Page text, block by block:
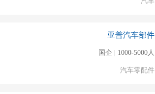
亚普汽车部件
国企 | 1000-5000人
汽车零配件